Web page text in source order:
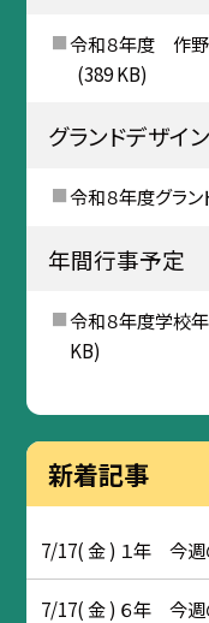
令和８年度 作
(389 KB)
グランドデザイン
令和８年度グラン
年間行事予定
令和８年度学校年
KB)
新着記事
7/17( 金 ) １年 今
7/17( 金 ) ６年 今